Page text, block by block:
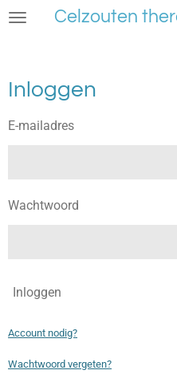
Ga
hoofdinhoud
Celzouten
Inloggen
E-mailadres
Wachtwoord
Inloggen
Account nodig?
Wachtwoord vergeten?